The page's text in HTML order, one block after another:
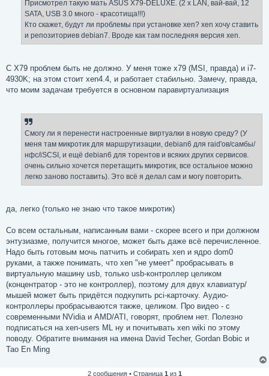
Присмотрел такую мать ASUS X79-DELUXE. (2 x LAN, вай-вай, 12
SATA, USB 3.0 много - красотища!!!)
Кто скажет, будут ли проблемы при установке xen? xen хочу ставить
и репозиториев debian7. Вроде как там последняя версия xen.
С X79 проблем быть не должно. У меня тоже x79 (MSI, правда) и i7-
4930K; на этом стоит xen4.4, и работает стабильно. Замечу, правда,
что моим задачам требуется в основном паравиртуализация
Смогу ли я перенести настроенные виртуалки в новую среду? (У
меня там микротик для маршрутизации, debian6 для raid'ов/самбы/
нфс/iSCSI, и ещё debian6 для торентов и всяких других сервисов.
очень сильно хочется перетащить микротик, все остальное можно
легко заново поставить). Это всё я делал сам и могу повторить.
да, легко (только не знаю что такое микротик)
Со всем остальным, написанным вами - скорее всего и при должном
энтузиазме, получится многое, может быть даже всё перечисленное.
Надо быть готовым мочь патчить и собирать xen и ядро dom0
руками, а также понимать, что xen "не умеет" пробрасывать в
виртуальную машину usb, только usb-контроллер целиком
(концентратор - это не контроллер), поэтому для двух клавиатур/
мышей может быть придётся подкупить pci-карточку. Аудио-
контроллеры пробрасываются также, целиком. Про видео - с
современными NVidia и AMD/ATI, говорят, проблем нет. Полезно
подписаться на xen-users ML ну и почитывать xen wiki по этому
поводу. Обратите внимания на имена David Techer, Gordan Bobic и
Tao En Ming
2 сообщения • Страница 1 из 1